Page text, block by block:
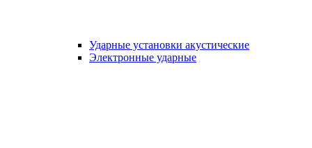
Ударные установки акустические
Электронные ударные